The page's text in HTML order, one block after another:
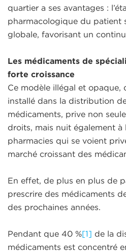
quartier a ses avantages :
pharmacologique du patient
globale, favorisant un
Les médicaments de
forte croissance
Ce modèle illégal et opaque,
installé dans la distribution
médicaments, prive non
droits, mais nuit également à
pharmacies qui se voient
marché croissant des
En effet, de plus en plus de
prescrire des médicaments
des prochaines années.
Pendant que 40 %[1] de la
médicaments est concentré